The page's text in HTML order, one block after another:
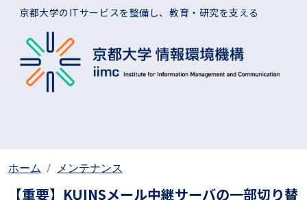
メインコンテンツに移動
京都大学のITサービスを整備し、教育・研究を支える
ホーム メンテナンス
【重要】KUINSメール中継サーバの一部切り替